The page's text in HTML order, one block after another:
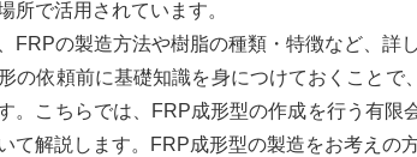
所で活用されています。
FRPの製造方法や樹脂の種類・特徴など、詳
の依頼前に基礎知識を身につけておくこと
。こちらでは、FRP成形型の作成を行う有
て解説します。FRP成形型の製造をお考えの